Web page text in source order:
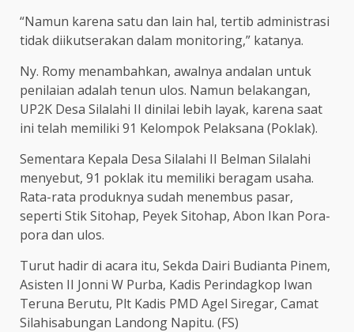
“Namun karena satu dan lain hal, tertib administrasi
tidak diikutserakan dalam monitoring,” katanya.
Ny. Romy menambahkan, awalnya andalan untuk
penilaian adalah tenun ulos. Namun belakangan,
UP2K Desa Silalahi II dinilai lebih layak, karena saat
ini telah memiliki 91 Kelompok Pelaksana (Poklak).
Sementara Kepala Desa Silalahi II Belman Silalahi
menyebut, 91 poklak itu memiliki beragam usaha.
Rata-rata produknya sudah menembus pasar,
seperti Stik Sitohap, Peyek Sitohap, Abon Ikan Pora-
pora dan ulos.
Turut hadir di acara itu, Sekda Dairi Budianta Pinem,
Asisten II Jonni W Purba, Kadis Perindagkop Iwan
Teruna Berutu, Plt Kadis PMD Agel Siregar, Camat
Silahisabungan Landong Napitu. (FS)